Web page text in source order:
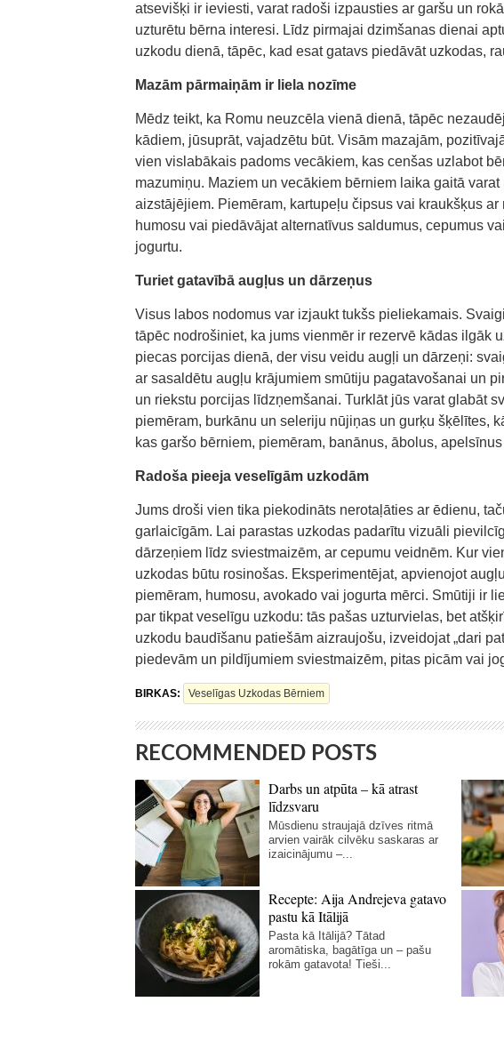
atsevišķi ir ieviesti, varat radoši izpausties ar garšu un
uzturētu bērna interesi. Līdz pirmajai dzimšanas dienai
uzkodu dienā, tāpēc, kad esat gatavs piedāvāt uzkodas,
Mazām pārmaiņām ir liela nozīme
Mēdz teikt, ka Romu neuzcēla vienā dienā, tāpēc
kādiem, jūsuprāt, vajadzētu būt. Visām mazajām,
vien vislabākais padoms vecākiem, kas cenšas uzlabot
mazumiņu. Maziem un vecākiem bērniem laika gaitā
aizstājējiem. Piemēram, kartupeļu čipsus vai kraukšķus
humosu vai piedāvājat alternatīvus saldumus, cepumus
jogurtu.
Turiet gatavībā augļus un dārzeņus
Visus labos nodomus var izjaukt tukšs pieliekamais.
tāpēc nodrošiniet, ka jums vienmēr ir rezervē kādas ilgāk
piecas porcijas dienā, der visu veidu augļi un dārzeņi:
ar sasaldētu augļu krājumiem smūtiju pagatavošanai un
un riekstu porcijas līdzņemšanai. Turklāt jūs varat glabāt
piemēram, burkānu un seleriju nūjiņas un gurķu šķēlītes,
kas garšo bērniem, piemēram, banānus, ābolus,
Radoša pieeja veselīgām uzkodām
Jums droši vien tika piekodināts nerotaļāties ar ēdienu,
garlaicīgām. Lai parastas uzkodas padarītu vizuāli
dārzeņiem līdz sviestmaizēm, ar cepumu veidnēm. Kur
uzkodas būtu rosinošas. Eksperimentējat, apvienojot
piemēram, humosu, avokado vai jogurta mērci. Smūtiji ir
par tikpat veselīgu uzkodu: tās pašas uzturvielas, bet
uzkodu baudīšanu patiešām aizraujošu, izveidojat „dari
piedevām un pildījumiem sviestmaizēm, pitas picām vai
BIRKAS: Veselīgas Uzkodas Bērniem
RECOMMENDED POSTS
Darbs un atpūta – kā atrast
līdzsvaru
Mūsdienu straujajā dzīves ritmā
arvien vairāk cilvēku saskaras ar
izaicinājumu –...
Recepte: Aija Andrejeva gatavo
pastu kā Itālijā
Pasta kā Itālijā? Tātad
aromātiska, bagātīga un – pašu
rokām gatavota! Tieši...